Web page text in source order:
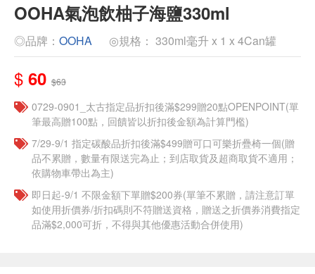
OOHA氣泡飲柚子海鹽330ml
◎品牌： OOHA ◎規格： 330ml毫升 x 1 x 4Can罐
$ 60 $63
0729-0901_太古指定品折扣後滿$299贈20點OPENPOINT(單
筆最高贈100點，回饋皆以折扣後金額為計算門檻)
7/29-9/1 指定碳酸品折扣後滿$499贈可口可樂折疊椅一個(贈
品不累贈，數量有限送完為止；到店取貨及超商取貨不適用；
依購物車帶出為主)
即日起-9/1 不限金額下單贈$200券(單筆不累贈，請注意訂單
如使用折價券/折扣碼則不符贈送資格，贈送之折價券消費指定
品滿$2,000可折，不得與其他優惠活動合併使用)